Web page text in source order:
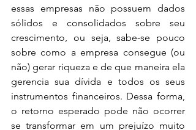
essas empresas não possuem dados
sólidos e consolidados sobre seu
crescimento, ou seja, sabe-se pouco
sobre como a empresa consegue (ou
não) gerar riqueza e de que maneira ela
gerencia sua dívida e todos os seus
instrumentos financeiros. Dessa forma,
o retorno esperado pode não ocorrer
se transformar em um prejuízo muito